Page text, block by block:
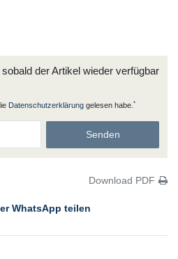
der Artikel wieder verfügbar
Daten­schutz­erklärunggelesen habe. *
Senden
Download PDF
WhatsApp teilen